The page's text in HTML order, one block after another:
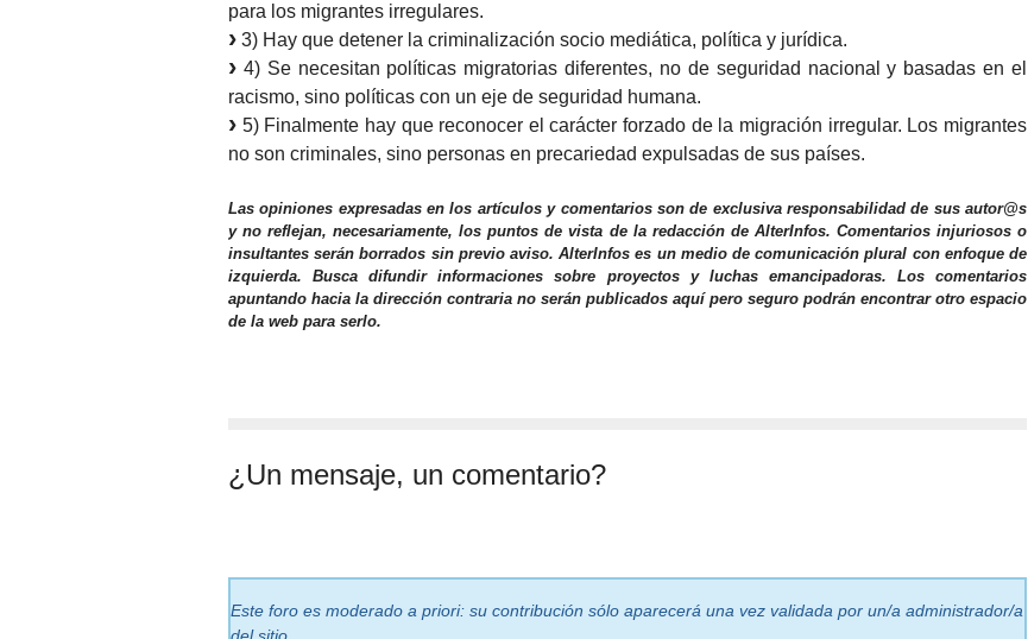
para los migrantes irregulares.
3) Hay que detener la criminalización socio mediática, política y jurídica.
4) Se necesitan políticas migratorias diferentes, no de seguridad nacional y basadas en el
racismo, sino políticas con un eje de seguridad humana.
5) Finalmente hay que reconocer el carácter forzado de la migración irregular. Los migrantes
no son criminales, sino personas en precariedad expulsadas de sus países.
Las opiniones expresadas en los artículos y comentarios son de exclusiva responsabilidad de sus autor@s
y no reflejan, necesariamente, los puntos de vista de la redacción de AlterInfos. Comentarios injuriosos o
insultantes serán borrados sin previo aviso. AlterInfos es un medio de comunicación plural con enfoque de
izquierda. Busca difundir informaciones sobre proyectos y luchas emancipadoras. Los comentarios
apuntando hacia la dirección contraria no serán publicados aquí pero seguro podrán encontrar otro espacio
de la web para serlo.
¿Un mensaje, un comentario?
Este foro es moderado a priori: su contribución sólo aparecerá una vez validada por un/a administrador/a